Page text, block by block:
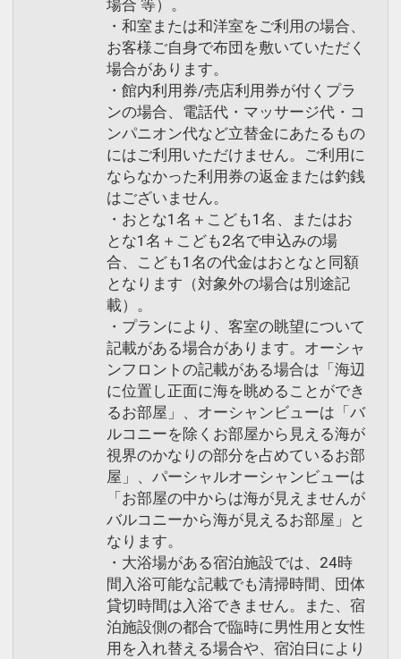
場合 等）。
・和室または和洋室をご利用の場合、
お客様ご自身で布団を敷いていただく
場合があります。
・館内利用券/売店利用券が付くプラ
ンの場合、電話代・マッサージ代・コ
ンパニオン代など立替金にあたるもの
にはご利用いただけません。ご利用に
ならなかった利用券の返金または釣銭
はございません。
・おとな1名＋こども1名、またはお
とな1名＋こども2名で申込みの場
合、こども1名の代金はおとなと同額
となります（対象外の場合は別途記
載）。
・プランにより、客室の眺望について
記載がある場合があります。オーシャ
ンフロントの記載がある場合は「海辺
に位置し正面に海を眺めることができ
るお部屋」、オーシャンビューは「バ
ルコニーを除くお部屋から見える海が
視界のかなりの部分を占めているお部
屋」、パーシャルオーシャンビューは
「お部屋の中からは海が見えませんが
バルコニーから海が見えるお部屋」と
なります。
・大浴場がある宿泊施設では、24時
間入浴可能な記載でも清掃時間、団体
貸切時間は入浴できません。また、宿
泊施設側の都合で臨時に男性用と女性
用を入れ替える場合や、宿泊日により